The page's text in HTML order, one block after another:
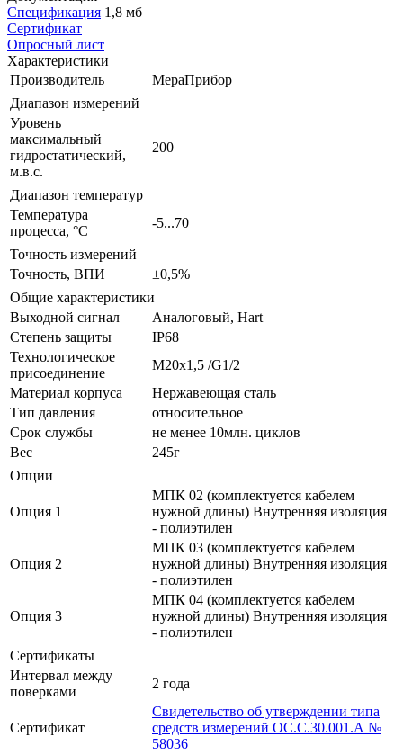
Спецификация 1,8 мб
Сертификат
Опросный лист
Характеристики
Производитель
МераПрибор
Диапазон измерений
Уровень
максимальный
гидростатический,
м.в.с.
200
Диапазон температур
Температура
процесса, °С
-5...70
Точность измерений
Точность, ВПИ
±0,5%
Общие характеристики
Выходной сигнал
Аналоговый, Hart
Степень защиты
IP68
Технологическое
присоединение
М20x1,5 /G1/2
Материал корпуса
Нержавеющая сталь
Тип давления
относительное
Срок службы
не менее 10млн. циклов
Вес
245г
Опции
Опция 1
МПК 02 (комплектуется кабелем
нужной длины) Внутренняя изоляция
- полиэтилен
Опция 2
МПК 03 (комплектуется кабелем
нужной длины) Внутренняя изоляция
- полиэтилен
Опция 3
МПК 04 (комплектуется кабелем
нужной длины) Внутренняя изоляция
- полиэтилен
Сертификаты
Интервал между
поверками
2 года
Сертификат
Свидетельство об утверждении типа
средств измерений ОС.С.30.001.А №
58036